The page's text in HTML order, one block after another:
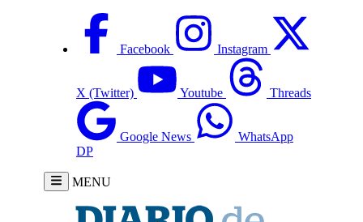
Facebook Instagram
X (Twitter) Youtube Threads
Google News
WhatsApp
DP
MENU